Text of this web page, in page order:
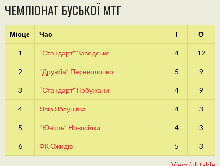
ЧЕМПІОНАТ БУСЬКОЇ МТГ
Місце Час І О
1 “Стандарт” Заводське 4 12
2 “Дружба” Переволочно 5 9
3 “Стандарт” Побужани 4 9
4 Явір Яблунівка 4 3
5 “Юність” Новосілки 4 3
6 ФК Ожидів 5 3
View full table